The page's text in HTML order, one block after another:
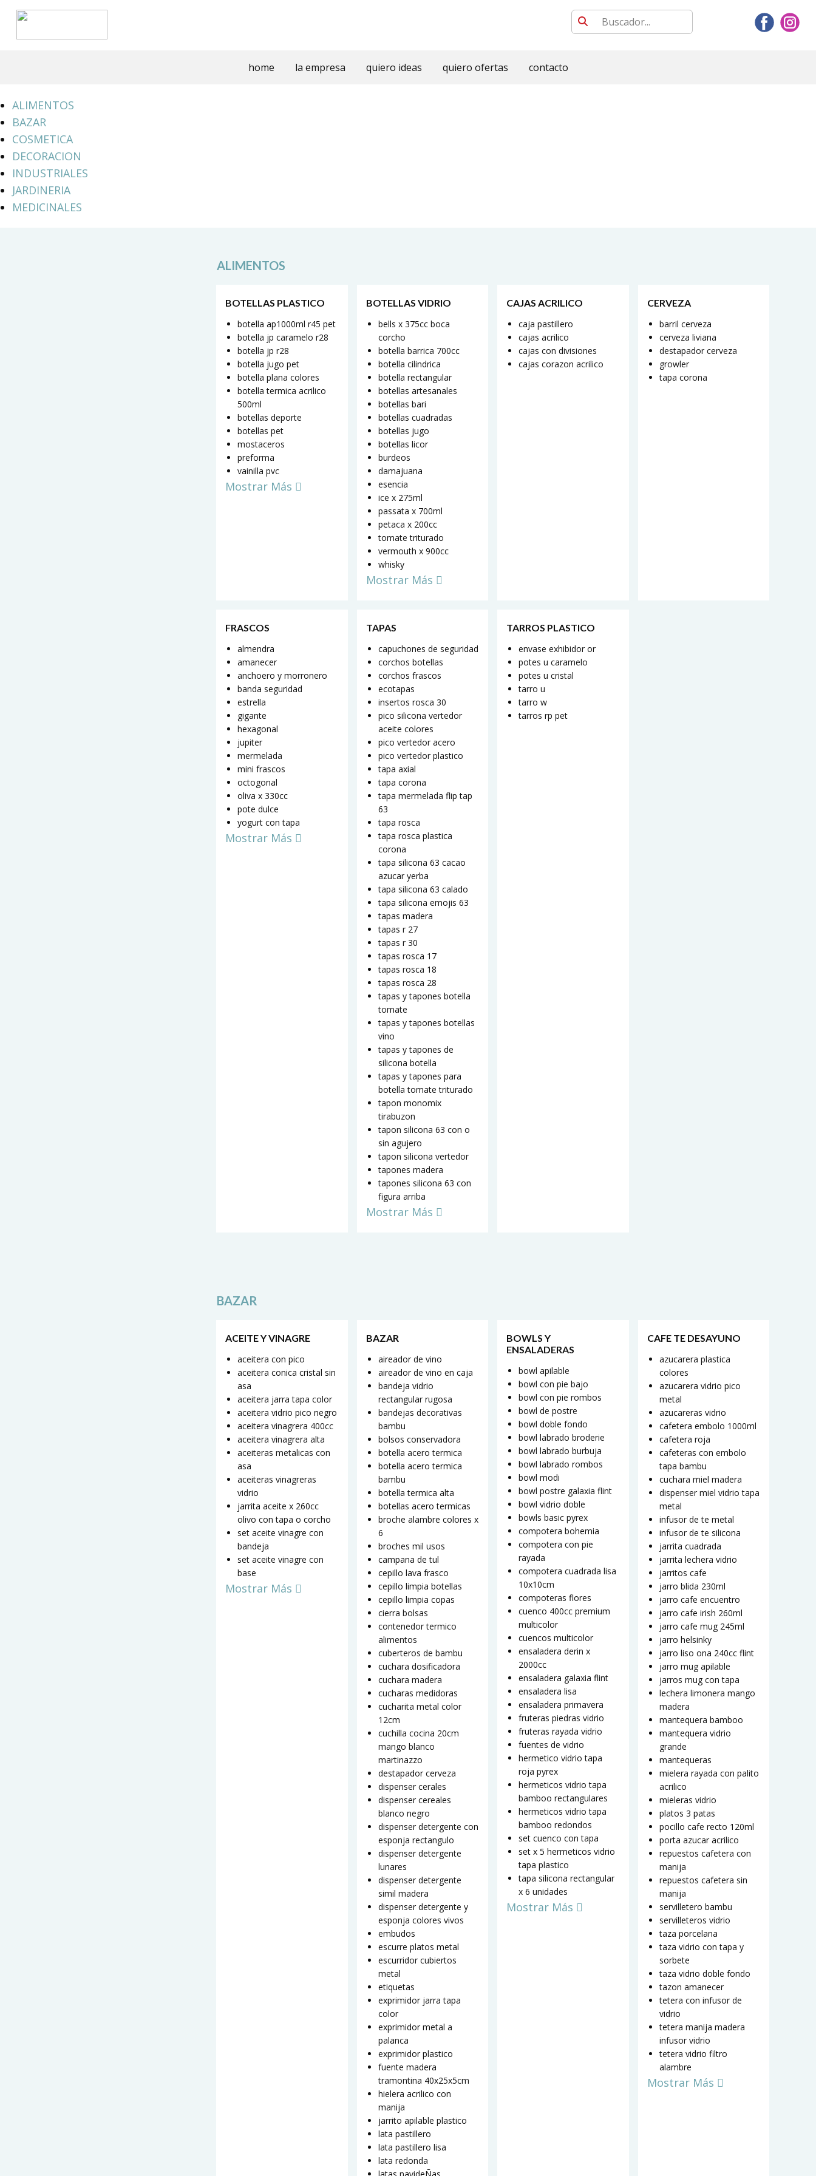
home la empresa quiero ideas quiero ofertas contacto
ALIMENTOS
BAZAR
COSMETICA
DECORACION
INDUSTRIALES
JARDINERIA
MEDICINALES
ALIMENTOS
BOTELLAS PLASTICO
botella ap1000ml r45 pet
botella jp caramelo r28
botella jp r28
botella jugo pet
botella plana colores
botella termica acrilico
500ml
botellas deporte
botellas pet
mostaceros
preforma
vainilla pvc
Mostrar Más
BOTELLAS VIDRIO
bells x 375cc boca
corcho
botella barrica 700cc
botella cilindrica
botella rectangular
botellas artesanales
botellas bari
botellas cuadradas
botellas jugo
botellas licor
burdeos
damajuana
esencia
ice x 275ml
passata x 700ml
petaca x 200cc
tomate triturado
vermouth x 900cc
whisky
Mostrar Más
CAJAS ACRILICO
caja pastillero
cajas acrilico
cajas con divisiones
cajas corazon acrilico
CERVEZA
barril cerveza
cerveza liviana
destapador cerveza
growler
tapa corona
FRASCOS
almendra
amanecer
anchoero y morronero
banda seguridad
estrella
gigante
hexagonal
jupiter
mermelada
mini frascos
octogonal
oliva x 330cc
pote dulce
yogurt con tapa
Mostrar Más
TAPAS
capuchones de seguridad
corchos botellas
corchos frascos
ecotapas
insertos rosca 30
pico silicona vertedor
aceite colores
pico vertedor acero
pico vertedor plastico
tapa axial
tapa corona
tapa mermelada flip tap
63
tapa rosca
tapa rosca plastica
corona
tapa silicona 63 cacao
azucar yerba
tapa silicona 63 calado
tapa silicona emojis 63
tapas madera
tapas r 27
tapas r 30
tapas rosca 17
tapas rosca 18
tapas rosca 28
tapas y tapones botella
tomate
tapas y tapones botellas
vino
tapas y tapones de
silicona botella
tapas y tapones para
botella tomate triturado
tapon monomix
tirabuzon
tapon silicona 63 con o
sin agujero
tapon silicona vertedor
tapones madera
tapones silicona 63 con
figura arriba
Mostrar Más
TARROS PLASTICO
envase exhibidor or
potes u caramelo
potes u cristal
tarro u
tarro w
tarros rp pet
BAZAR
ACEITE Y VINAGRE
aceitera con pico
aceitera conica cristal sin
asa
aceitera jarra tapa color
aceitera vidrio pico negro
aceitera vinagrera 400cc
aceitera vinagrera alta
aceiteras metalicas con
asa
aceiteras vinagreras
vidrio
jarrita aceite x 260cc
olivo con tapa o corcho
set aceite vinagre con
bandeja
set aceite vinagre con
base
Mostrar Más
BAZAR
aireador de vino
aireador de vino en caja
bandeja vidrio
rectangular rugosa
bandejas decorativas
bambu
bolsos conservadora
botella acero termica
botella acero termica
bambu
botella termica alta
botellas acero termicas
broche alambre colores x
6
broches mil usos
campana de tul
cepillo lava frasco
cepillo limpia botellas
cepillo limpia copas
cierra bolsas
contenedor termico
alimentos
cuberteros de bambu
cuchara dosificadora
cuchara madera
cucharas medidoras
cucharita metal color
12cm
cuchilla cocina 20cm
mango blanco
martinazzo
destapador cerveza
dispenser cerales
dispenser cereales
blanco negro
dispenser detergente con
esponja rectangulo
dispenser detergente
lunares
dispenser detergente
simil madera
dispenser detergente y
esponja colores vivos
embudos
escurre platos metal
escurridor cubiertos
metal
etiquetas
exprimidor jarra tapa
color
exprimidor metal a
palanca
exprimidor plastico
fuente madera
tramontina 40x25x5cm
hielera acrilico con
manija
jarrito apilable plastico
lata pastillero
lata pastillero lisa
lata redonda
BOWLS Y
ENSALADERAS
bowl apilable
bowl con pie bajo
bowl con pie rombos
bowl de postre
bowl doble fondo
bowl labrado broderie
bowl labrado burbuja
bowl labrado rombos
bowl modi
bowl postre galaxia flint
bowl vidrio doble
bowls basic pyrex
compotera bohemia
compotera con pie
rayada
compotera cuadrada lisa
10x10cm
compoteras flores
cuenco 400cc premium
multicolor
cuencos multicolor
ensaladera derin x
2000cc
ensaladera galaxia flint
ensaladera lisa
ensaladera primavera
fruteras piedras vidrio
fruteras rayada vidrio
fuentes de vidrio
hermetico vidrio tapa
roja pyrex
hermeticos vidrio tapa
bamboo rectangulares
hermeticos vidrio tapa
bamboo redondos
set cuenco con tapa
set x 5 hermeticos vidrio
tapa plastico
tapa silicona rectangular
x 6 unidades
Mostrar Más
CAFE TE DESAYUNO
azucarera plastica
colores
azucarera vidrio pico
metal
azucareras vidrio
cafetera embolo 1000ml
cafetera roja
cafeteras con embolo
tapa bambu
cuchara miel madera
dispenser miel vidrio tapa
metal
infusor de te metal
infusor de te silicona
jarrita cuadrada
jarrita lechera vidrio
jarritos cafe
jarro blida 230ml
jarro cafe encuentro
jarro cafe irish 260ml
jarro cafe mug 245ml
jarro helsinky
jarro liso ona 240cc flint
jarro mug apilable
jarros mug con tapa
lechera limonera mango
madera
mantequera bamboo
mantequera vidrio
grande
mantequeras
mielera rayada con palito
acrilico
mieleras vidrio
platos 3 patas
pocillo cafe recto 120ml
porta azucar acrilico
repuestos cafetera con
manija
repuestos cafetera sin
manija
servilletero bambu
servilleteros vidrio
taza porcelana
taza vidrio con tapa y
sorbete
taza vidrio doble fondo
tazon amanecer
tetera con infusor de
vidrio
tetera manija madera
infusor vidrio
tetera vidrio filtro
alambre
Mostrar Más